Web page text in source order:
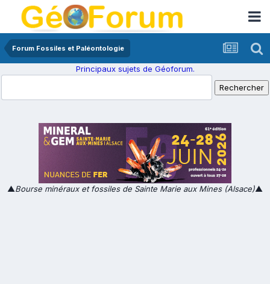
Forum Fossiles et Paléontologie
Principaux sujets de Géoforum.
▲Bourse minéraux et fossiles de Sainte Marie aux Mines (Alsace)▲